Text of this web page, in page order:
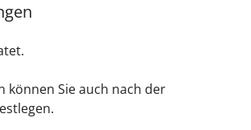
können Sie auch nach der